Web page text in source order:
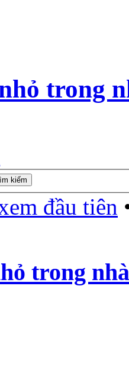
trong
đầu tiên
trong